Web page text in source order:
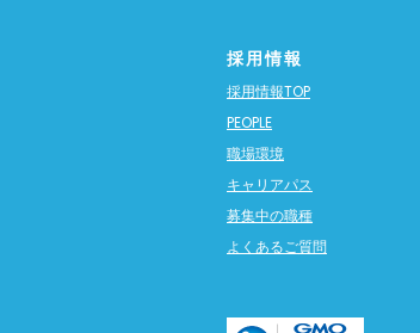
採用情報
採用情報TOP
PEOPLE
職場環境
キャリアパス
募集中の職種
よくあるご質問